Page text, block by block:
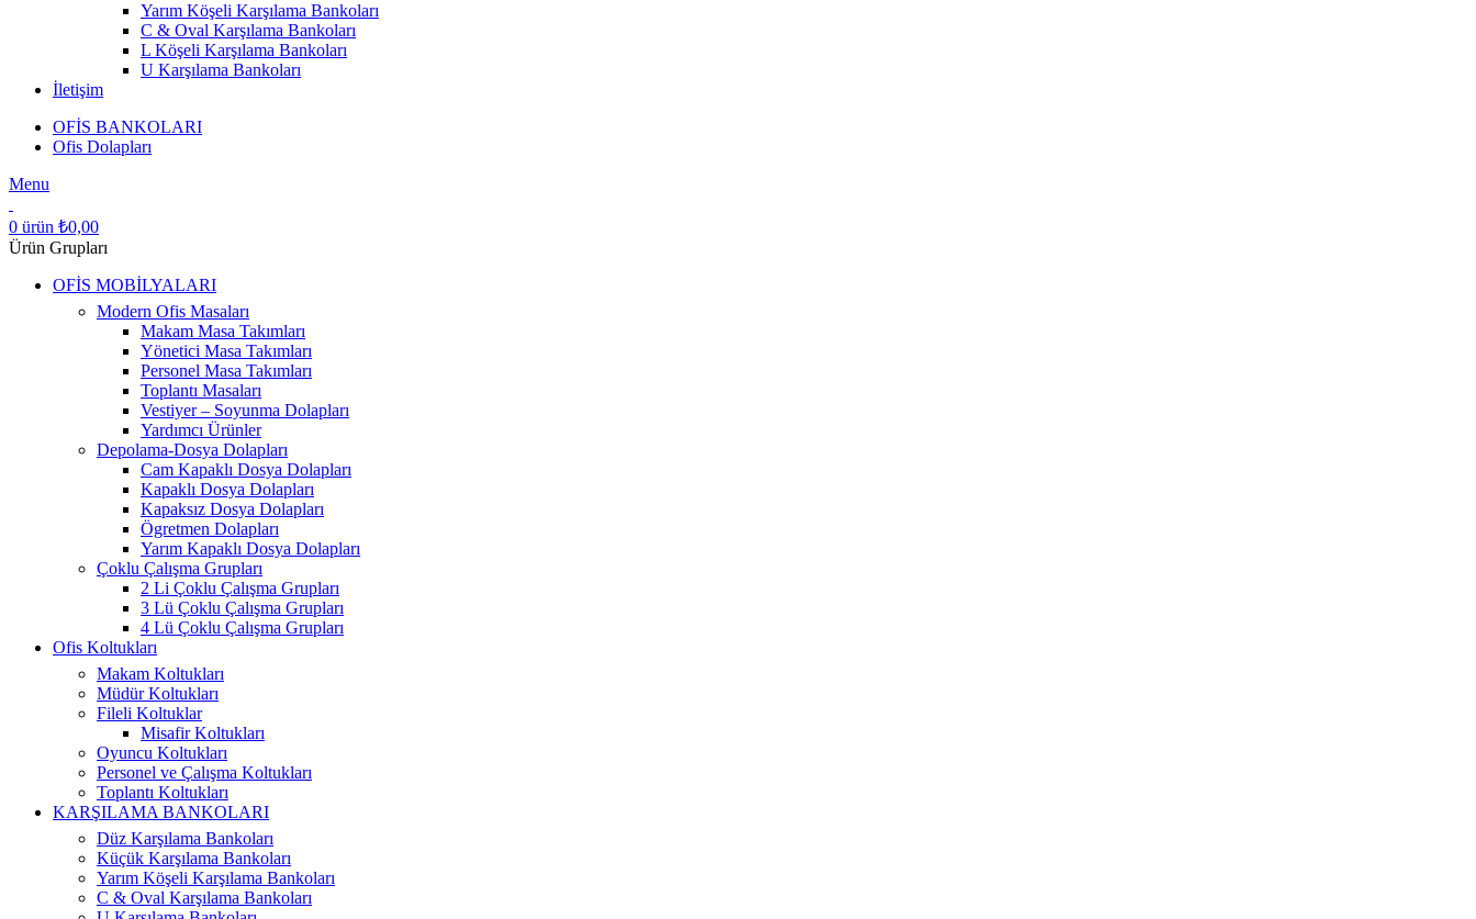
Yarım Köşeli Karşılama Bankoları
C & Oval Karşılama Bankoları
L Köşeli Karşılama Bankoları
U Karşılama Bankoları
İletişim
OFİS BANKOLARI
Ofis Dolapları
Menu
0 ürün ₺0,00
Ürün Grupları
OFİS MOBİLYALARI
Modern Ofis Masaları
Makam Masa Takımları
Yönetici Masa Takımları
Personel Masa Takımları
Toplantı Masaları
Vestiyer – Soyunma Dolapları
Yardımcı Ürünler
Depolama-Dosya Dolapları
Cam Kapaklı Dosya Dolapları
Kapaklı Dosya Dolapları
Kapaksız Dosya Dolapları
Ögretmen Dolapları
Yarım Kapaklı Dosya Dolapları
Çoklu Çalışma Grupları
2 Li Çoklu Çalışma Grupları
3 Lü Çoklu Çalışma Grupları
4 Lü Çoklu Çalışma Grupları
Ofis Koltukları
Makam Koltukları
Müdür Koltukları
Fileli Koltuklar
Misafir Koltukları
Oyuncu Koltukları
Personel ve Çalışma Koltukları
Toplantı Koltukları
KARŞILAMA BANKOLARI
Düz Karşılama Bankoları
Küçük Karşılama Bankoları
Yarım Köşeli Karşılama Bankoları
C & Oval Karşılama Bankoları